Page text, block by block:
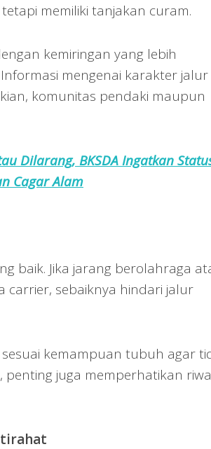
memiliki tanjakan curam.
kemiringan yang lebih
mengenai karakter jalur
komunitas pendaki maupun
Dilarang, BKSDA Ingatkan
Cagar Alam
baik. Jika jarang berolahraga
carrier, sebaiknya hindari jalur
kemampuan tubuh agar
penting juga memperhatikan